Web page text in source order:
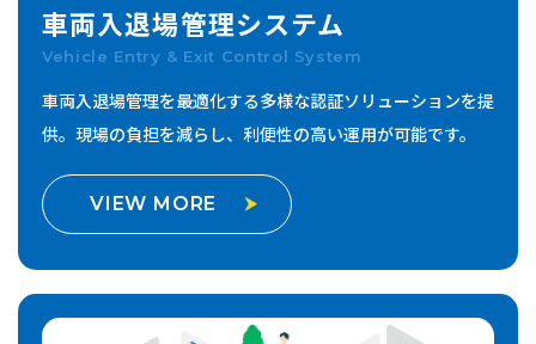
車両入退場管理システム
Vehicle Entry & Exit Control System
車両入退場管理を最適化する多様な認証ソリューションを提
供。 現場の負担を減らし、利便性の高い運用が可能です。
VIEW MORE